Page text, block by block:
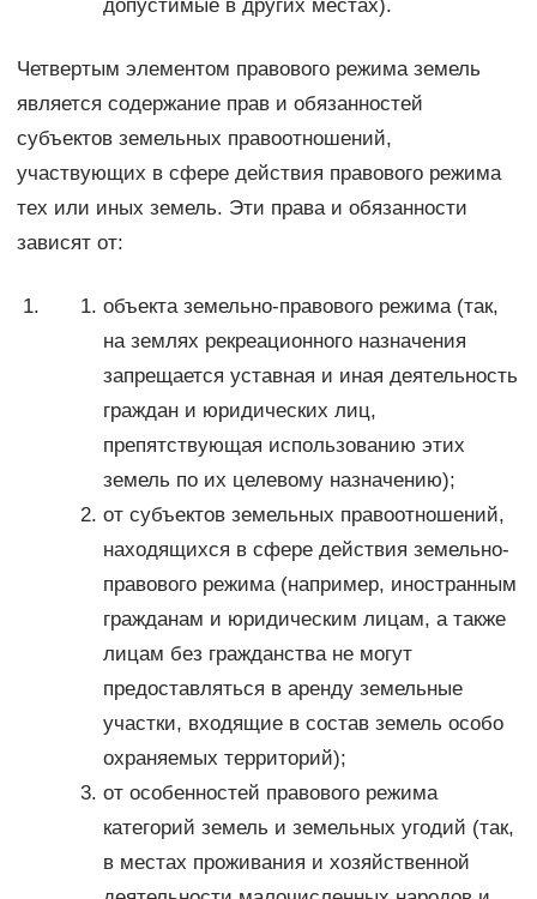
допустимые в других местах).
Четвертым элементом правового режима земель
является содержание прав и обязанностей
субъектов земельных правоотношений,
участвующих в сфере действия правового режима
тех или иных земель. Эти права и обязанности
зависят от:
объекта земельно-правового режима (так,
на землях рекреационного назначения
запрещается уставная и иная деятельность
граждан и юридических лиц,
препятствующая использованию этих
земель по их целевому назначению);
от субъектов земельных правоотношений,
находящихся в сфере действия земельно-
правового режима (например, иностранным
гражданам и юридическим лицам, а также
лицам без гражданства не могут
предоставляться в аренду земельные
участки, входящие в состав земель особо
охраняемых территорий);
от особенностей правового режима
категорий земель и земельных угодий (так,
в местах проживания и хозяйственной